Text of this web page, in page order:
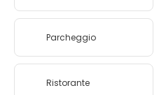
Parcheggio
Ristorante